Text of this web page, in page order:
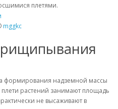
плетями.
mggkc
формирования надземной массы
растений занимают площадь
не высаживают в